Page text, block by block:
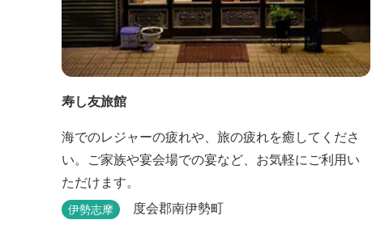
寿し友旅館
海でのレジャーの疲れや、旅の疲れを癒してくださ
い。ご家族や宴会場での宴など、お気軽にご利用い
ただけます。
伊勢志摩 度会郡南伊勢町